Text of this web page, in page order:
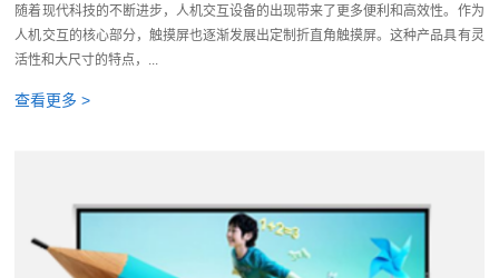
随着现代科技的不断进步，人机交互设备的出现带来了更多便利和高效性。作为
人机交互的核心部分，触摸屏也逐渐发展出定制折直角触摸屏。这种产品具有灵
活性和大尺寸的特点，...
查看更多 >